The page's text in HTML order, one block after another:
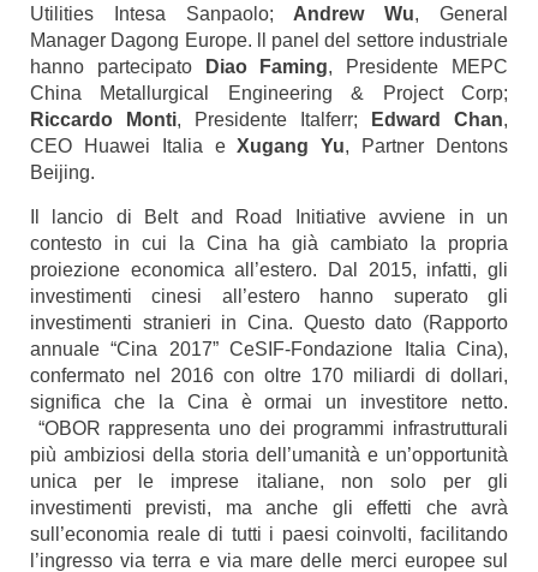
Utilities Intesa Sanpaolo; Andrew Wu, General
Manager Dagong Europe. ll panel del settore industriale
hanno partecipato
Diao Faming, Presidente MEPC
China Metallurgical Engineering & Project Corp;
Riccardo Monti, Presidente Italferr; Edward Chan,
CEO Huawei Italia eXugang Yu, Partner Dentons
Beijing.
Il lancio di Belt and Road Initiative avviene in un
contesto in cui la Cina ha già cambiato la propria
proiezione economica all’estero. Dal 2015, infatti, gli
investimenti cinesi all’estero hanno superato gli
investimenti stranieri in Cina. Questo dato (Rapporto
annuale “Cina 2017” CeSIF-Fondazione Italia Cina),
confermato nel 2016 con oltre 170 miliardi di dollari,
significa che la Cina è ormai un investitore netto.
“OBOR rappresenta uno dei programmi infrastrutturali
più ambiziosi della storia dell’umanità e un’opportunità
unica per le imprese italiane, non solo per gli
investimenti previsti, ma anche gli effetti che avrà
sull’economia reale di tutti i paesi coinvolti, facilitando
l’ingresso via terra e via mare delle merci europee sul